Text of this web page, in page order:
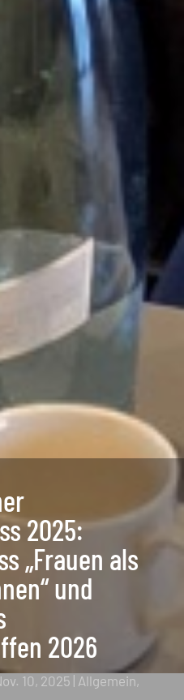
2025:
„Frauen als
und
2026
10, 2025 | Allgemein,